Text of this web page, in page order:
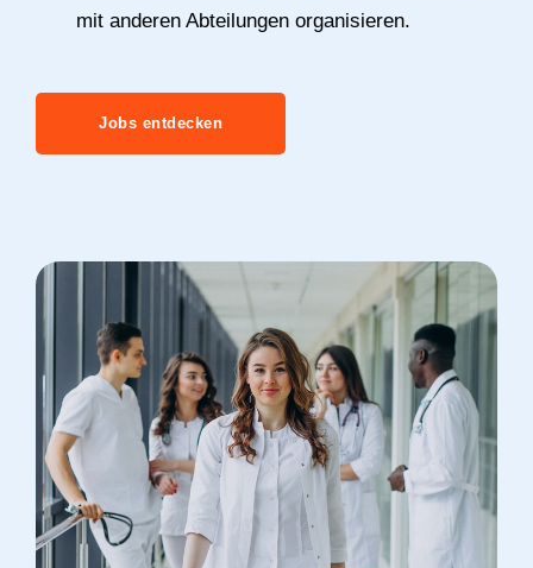
mit anderen Abteilungen organisieren.
Jobs entdecken